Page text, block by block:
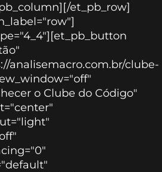
et_pb_row]
analisemacro.com.br/clube-
o Clube do Código"